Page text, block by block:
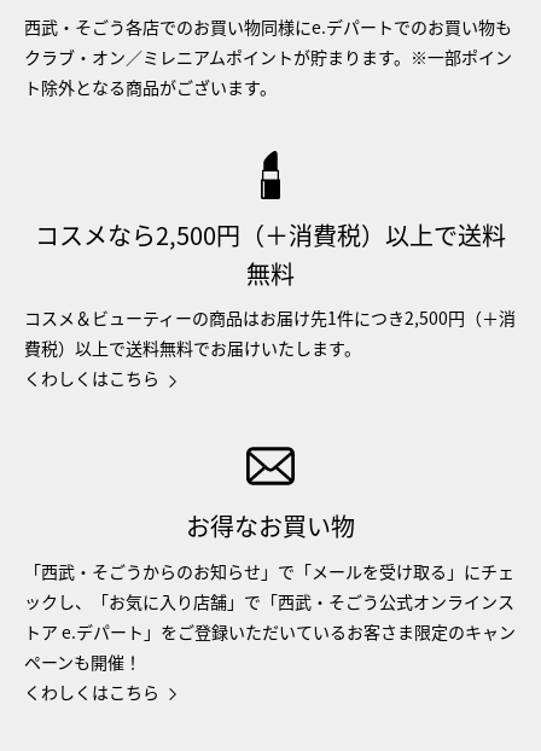
西武・そごう各店でのお買い物同様にe.デパートでのお買い物も
クラブ・オン／ミレニアムポイントが貯まります。※一部ポイン
ト除外となる商品がございます。
コスメなら2,500円（＋消費税）以上で送料
無料
コスメ＆ビューティーの商品はお届け先1件につき2,500円（＋消
費税）以上で送料無料でお届けいたします。
くわしくはこちら
お得なお買い物
「西武・そごうからのお知らせ」で「メールを受け取る」にチェ
ックし、「お気に入り店舗」で「西武・そごう公式オンラインス
トア e.デパート」をご登録いただいているお客さま限定のキャン
ペーンも開催！
くわしくはこちら